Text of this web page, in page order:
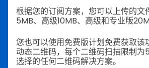
根据您的订阅方案，您可以上传的文
5MB、高级10MB、高级和专业版
您也可以使用免费版计划免费获取该
动态二维码，每个二维码扫描限制
选择的任何二维码解决方案。